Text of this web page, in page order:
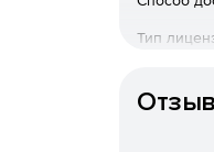
Тип